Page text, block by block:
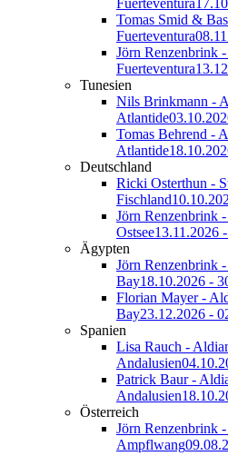
Fuerteventura
Tomas Smid &
Fuerteventura
Jörn Renzenbrink
Fuerteventura
Tunesien
Nils Brinkmann -
Atlantide
Tomas Behrend -
Atlantide
Deutschland
Ricki Osterthun -
Fischland
Jörn Renzenbrink
Ostsee13.11.2026
Ägypten
Jörn Renzenbrink
Bay18.10.2026 -
Florian Mayer -
Bay23.12.2026 -
Spanien
Lisa Rauch -
Andalusien
Patrick Baur -
Andalusien
Österreich
Jörn Renzenbrink
Ampflwang